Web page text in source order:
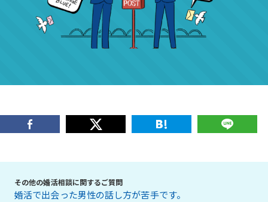
その他の婚活相談に関するご質問
婚活で出会った男性の話し方が苦手です。